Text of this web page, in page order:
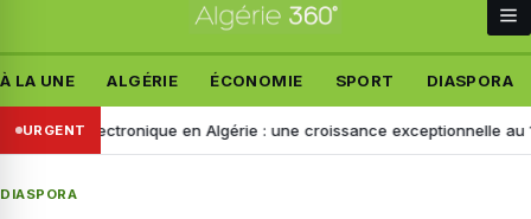
À LA UNE ALGÉRIE ÉCONOMIE SPORT DIASPORA
URGENT
électronique en Algérie : une croissance exceptionnelle au 1er
DIASPORA